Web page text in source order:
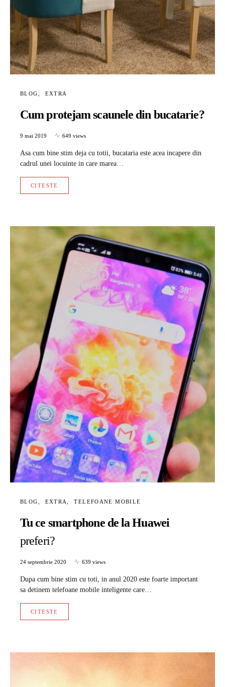
BLOG EXTRA
Cum protejam scaunele din bucatarie?
9 mai 2019 649 views
Asa cum bine stim deja cu totii, bucataria este acea incapere din
cadrul unei locuinte in care marea…
CITESTE
BLOG EXTRA TELEFOANE MOBILE
Tu ce smartphone de la Huawei
preferi?
24 septembrie 2020 639 views
Dupa cum bine stim cu toti, in anul 2020 este foarte important
sa detinem telefoane mobile inteligente care…
CITESTE